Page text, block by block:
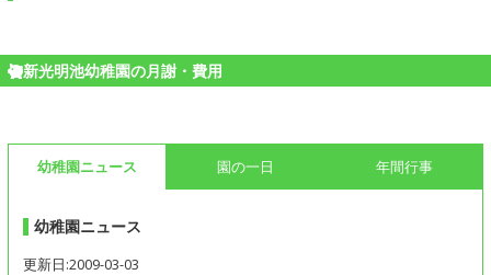
新光明池幼稚園の月謝・費用
幼稚園ニュース 園の一日 年間行事
幼稚園ニュース
更新日:2009-03-03